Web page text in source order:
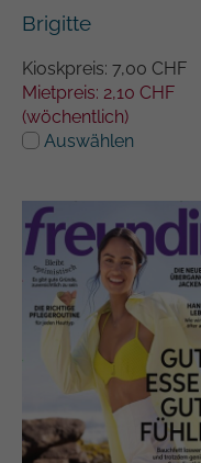
Brigitte
Kioskpreis: 7,00 CHF
Mietpreis: 2,10 CHF
(wöchentlich)
Auswählen